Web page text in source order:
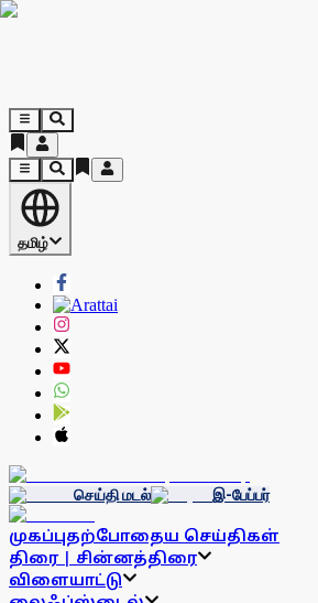
தமிழ்
செய்தி மடல் இ-பேப்பர்
முகப்புதற்போதைய செய்திகள்
திரை | சின்னத்திரை
விளையாட்டு